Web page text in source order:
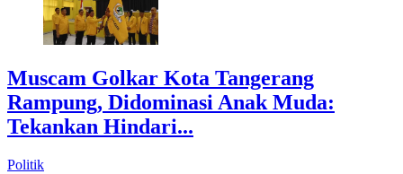
Muscam Golkar Kota Tangerang
Rampung, Didominasi Anak Muda:
Tekankan Hindari...
Politik